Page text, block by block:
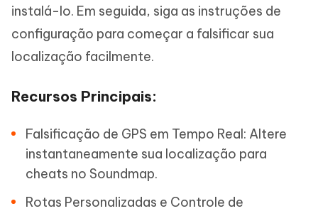
instalá-lo. Em seguida, siga as instruções de
configuração para começar a falsificar sua
localização facilmente.
Recursos Principais:
Falsificação de GPS em Tempo Real: Altere
instantaneamente sua localização para
cheats no Soundmap.
Rotas Personalizadas e Controle de